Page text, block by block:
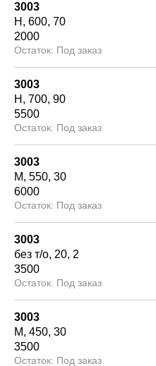
3003
Н
600 70
2000
Под заказ
3003
Н
700 90
5500
Под заказ
3003
М 550 30
6000
Под заказ
3003
без т/о 20 2
3500
Под заказ
3003
М 450 30
3500
Под заказ